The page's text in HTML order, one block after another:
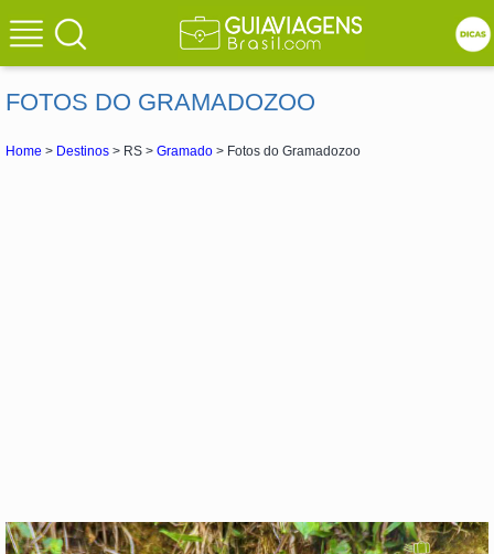
FOTOS DO GRAMADOZOO
Home > Destinos > RS > Gramado > Fotos do Gramadozoo